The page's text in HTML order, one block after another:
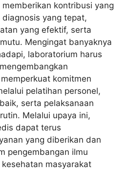
kontribusi yang
yang tepat,
yang efektif, serta
Mengingat banyaknya
laboratorium harus
komitmen
pelatihan personel,
serta pelaksanaan
Melalui upaya ini,
dapat terus
yang diberikan dan
pengembangan ilmu
masyarakat